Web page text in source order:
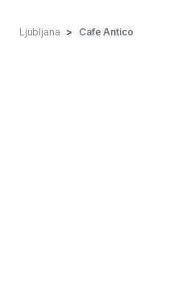
Ljubljana Cafe Antico